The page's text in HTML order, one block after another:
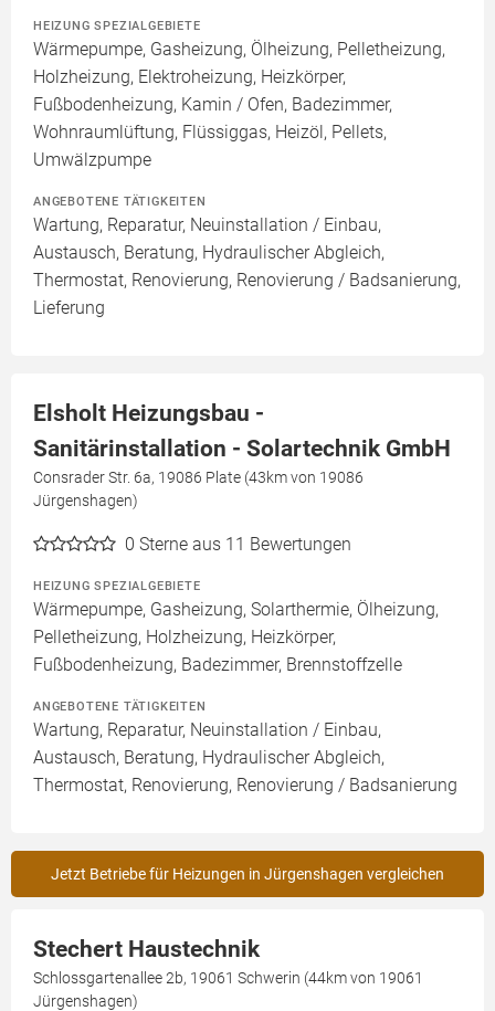
HEIZUNG SPEZIALGEBIETE
Wärmepumpe, Gasheizung, Ölheizung, Pelletheizung,
Holzheizung, Elektroheizung, Heizkörper,
Fußbodenheizung, Kamin / Ofen, Badezimmer,
Wohnraumlüftung, Flüssiggas, Heizöl, Pellets,
Umwälzpumpe
ANGEBOTENE TÄTIGKEITEN
Wartung, Reparatur, Neuinstallation / Einbau,
Austausch, Beratung, Hydraulischer Abgleich,
Thermostat, Renovierung, Renovierung / Badsanierung,
Lieferung
Elsholt Heizungsbau -
Sanitärinstallation - Solartechnik GmbH
Consrader Str. 6a, 19086 Plate (43km von 19086
Jürgenshagen)
0 Sterne aus 11 Bewertungen
HEIZUNG SPEZIALGEBIETE
Wärmepumpe, Gasheizung, Solarthermie, Ölheizung,
Pelletheizung, Holzheizung, Heizkörper,
Fußbodenheizung, Badezimmer, Brennstoffzelle
ANGEBOTENE TÄTIGKEITEN
Wartung, Reparatur, Neuinstallation / Einbau,
Austausch, Beratung, Hydraulischer Abgleich,
Thermostat, Renovierung, Renovierung / Badsanierung
Jetzt Betriebe für Heizungen in Jürgenshagen vergleichen
Stechert Haustechnik
Schlossgartenallee 2b, 19061 Schwerin (44km von 19061
Jürgenshagen)